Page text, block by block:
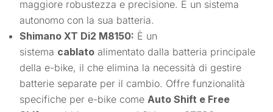
maggiore robustezza e precisione. È un sistema
autonomo con la sua batteria.
Shimano XT Di2 M8150: È un
sistema cablato alimentato dalla batteria principale
della e-bike, il che elimina la necessità di gestire
batterie separate per il cambio. Offre funzionalità
specifiche per e-bike come Auto Shift e Free